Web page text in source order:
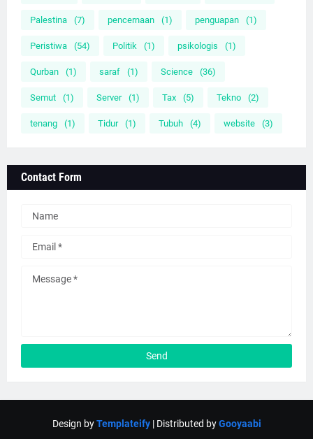
Palestina (7) pencernaan (1) penguapan (1)
Peristiwa (54) Politik (1) psikologis (1)
Qurban (1) saraf (1) Science (36)
Semut (1) Server (1) Tax (5) Tekno (2)
tenang (1) Tidur (1) Tubuh (4) website (3)
Contact Form
Design byTemplateify| Distributed byGooyaabi